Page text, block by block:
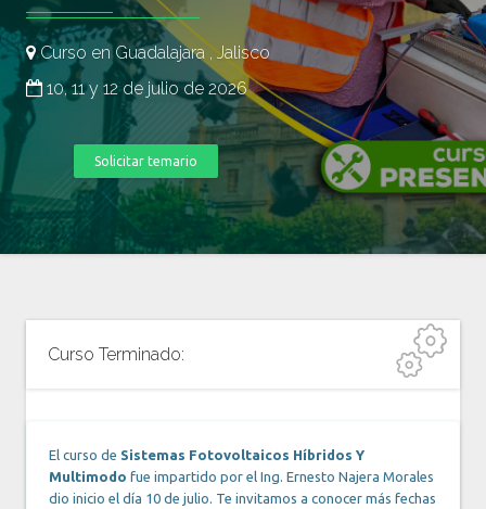
Curso en Guadalajara , Jalisco
10, 11 y 12 de julio de 2026
Solicitar temario
Curso Terminado:
El curso de Sistemas Fotovoltaicos Híbridos Y
Multimodo fue impartido por el Ing. Ernesto Najera Morales
dio inicio el día 10 de julio. Te invitamos a conocer más fechas